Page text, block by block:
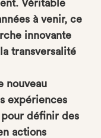
Véritable
à venir, ce
innovante
transversalité
nouveau
expériences
pour définir des
actions